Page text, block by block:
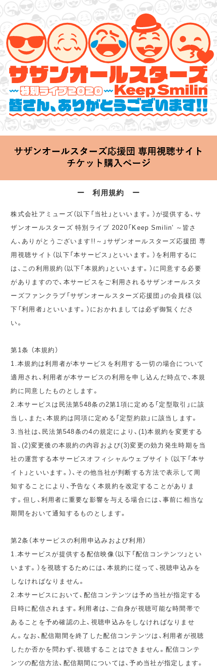
サザンオールスターズ 特別ライブ 2020
2020.06.25 Thu 20:00 Start at 横浜アリーナ
ー 利用規約 ー
株式会社アミューズ（以下「当社」といいます。）が提供する、サ
ザンオールスターズ 特別ライブ 2020「Keep Smilin' ～皆さ
ん、ありがとうございます!!～」サザンオールスターズ応援団 専
用視聴サイト（以下「本サービス」といいます。）を利用するに
は、この利用規約（以下「本規約」といいます。）に同意する必要
がありますので、本サービスをご利用されるサザンオールスタ
ーズファンクラブ「サザンオールスターズ応援団」の会員様（以
下「利用者」といいます。）におかれましては必ず御覧くださ
い。
第1条 （本規約）
1.本規約は利用者が本サービスを利用する一切の場合について
適用され、利用者が本サービスの利用を申し込んだ時点で、本規
約に同意したものとします。
2.本サービスは民法第548条の2第1項に定める「定型取引」に該
当し、また、本規約は同項に定める「定型約款」に該当します。
3.当社は、民法第548条の4の規定により、(1)本規約を変更する
旨、(2)変更後の本規約の内容および(3)変更の効力発生時期を当
社の運営する本サービスオフィシャルウェブサイト（以下「本サ
イト」といいます。）、その他当社が判断する方法で表示して周
知することにより、予告なく本規約を改定することがありま
す。但し、利用者に重要な影響を与える場合には、事前に相当な
期間をおいて通知するものとします。
第2条（本サービスの利用申込みおよび利用）
1.本サービスが提供する配信映像（以下「配信コンテンツ」とい
います。）を視聴するためには、本規約に従って、視聴申込みを
しなければなりません。
2.本サービスにおいて、配信コンテンツは予め当社が指定する
日時に配信されます。利用者は、ご自身が視聴可能な時間帯で
あることを予め確認の上、視聴申込みをしなければなりませ
ん。なお、配信期間を終了した配信コンテンツは、利用者が視聴
したか否かを問わず、視聴することはできません。配信コンテ
ンツの配信方法、配信期間については、予め当社が指定します。